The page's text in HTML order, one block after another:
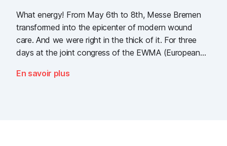
What energy! From May 6th to 8th, Messe Bremen
transformed into the epicenter of modern wound
care. And we were right in the thick of it. For three
days at the joint congress of the EWMA (European
(German Wound Congress), we showcased what the
En savoir plus